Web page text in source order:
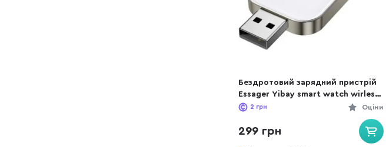
Бездротовий зарядний пристрій
Essager Yibay smart watch wirless
charger with USB A port WhiteОціни
2 грн
299 грн